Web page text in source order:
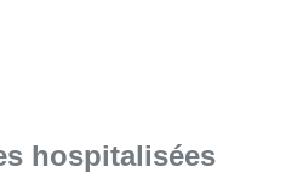
hospitalisées